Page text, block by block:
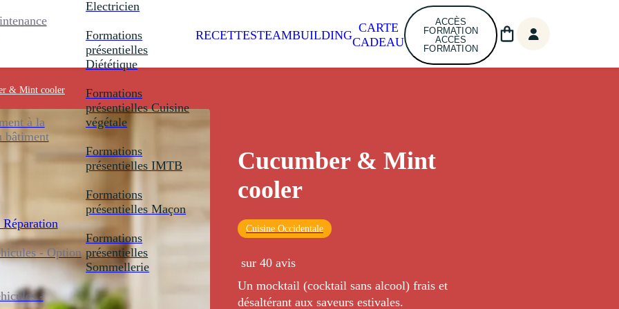
à la
bâtiment
- Option
-
Electricien
Formations
présentielles
Diététique
Formations
présentielles Cuisine
végétale
Formations
présentielles IMTB
Formations
présentielles Maçon
Formations
présentielles
Sommellerie
RECETTESTEAMBUILDING
CARTE
CADEAU
ACCÈS
FORMATION
ACCÈS
FORMATION
& Mint cooler
Cucumber & Mint
cooler
Cuisine Occidentale
sur 40 avis
Un mocktail (cocktail sans alcool) frais et
désaltérant aux saveurs estivales.